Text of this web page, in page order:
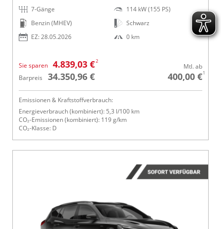
7-Gänge
Benzin (MHEV)
EZ: 28.05.2026
114 kW (155 PS)
Schwarz
0 km
Sie sparen 4.839,03 €2
Barpreis 34.350,96 €
Mtl. ab
400,00 €1
Emissionen & Kraftstoffverbrauch:
Energieverbrauch (kombiniert): 5,3 l/100 km
CO₂-Emissionen (kombiniert): 119 g/km
CO₂-Klasse: D